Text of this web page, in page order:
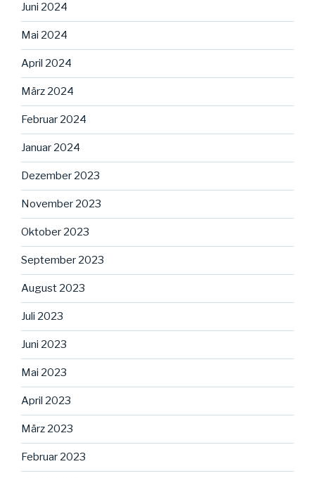
Juni 2024
Mai 2024
April 2024
März 2024
Februar 2024
Januar 2024
Dezember 2023
November 2023
Oktober 2023
September 2023
August 2023
Juli 2023
Juni 2023
Mai 2023
April 2023
März 2023
Februar 2023